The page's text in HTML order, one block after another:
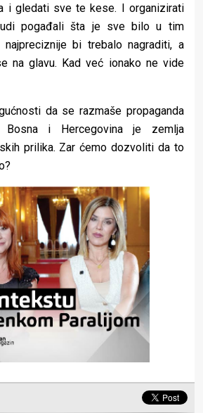
i gledati sve te kese. I organizirati
pogađali šta je sve bilo u tim
bi trebalo nagraditi, a
na glavu. Kad već ionako ne vide
da se razmaše propaganda
i Hercegovina je zemlja
prilika. Zar ćemo dozvoliti da to